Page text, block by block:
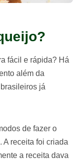
fácil e rápida? Há
além da
já
de fazer o
A receita foi criada
a receita dava